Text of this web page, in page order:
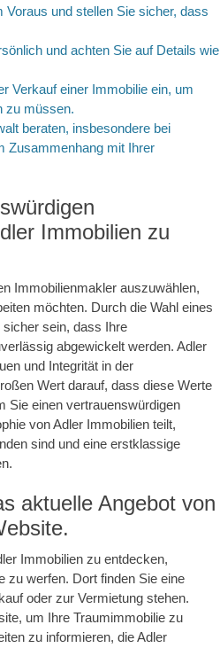
Voraus und stellen Sie sicher, dass
und achten Sie auf Details wie
Verkauf einer Immobilie ein, um
zu müssen.
beraten, insbesondere bei
Zusammenhang mit Ihrer
Immobilien zu
Immobilienmakler auszuwählen,
möchten. Durch die Wahl eines
sein, dass Ihre
abgewickelt werden. Adler
und Integrität in der
Wert darauf, dass diese Werte
Sie einen vertrauenswürdigen
von Adler Immobilien teilt,
sind und eine erstklassige
aktuelle Angebot von
Immobilien zu entdecken,
zu werfen. Dort finden Sie eine
oder zur Vermietung stehen.
um Ihre Traumimmobilie zu
zu informieren, die Adler